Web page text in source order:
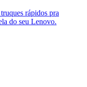
rápidos pra
do seu Lenovo.